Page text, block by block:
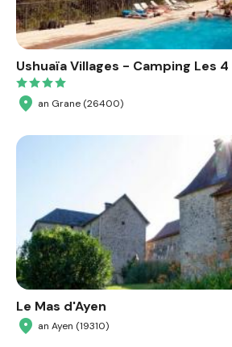
Ushuaïa Villages - Camping Les
an Grane (26400)
Le Mas d'Ayen
an Ayen (19310)